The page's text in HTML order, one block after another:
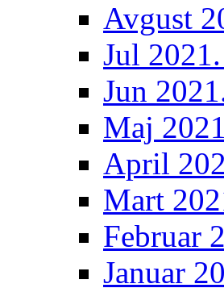
Avgust
Jul
Jun
Maj
April
Mart
Februar
Januar